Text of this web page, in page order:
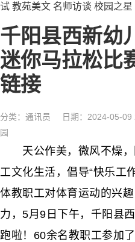
试 教苑美文 名师访谈 校园之星
千阳县西新幼
迷你马拉松比
链接
分类： 通讯员 日期：2024-05-09
园
天公作美，微风不燥，
工文化生活，倡导“快乐工
体教职工对体育运动的兴
力，5月9日下午，千阳县
跑啦！60余名教职工参加